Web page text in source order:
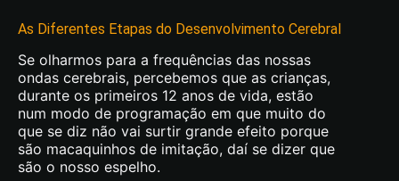
As Diferentes Etapas do Desenvolvimento Cerebral
Se olharmos para a frequências das nossas
ondas cerebrais, percebemos que as crianças,
durante os primeiros 12 anos de vida, estão
num modo de programação em que muito do
que se diz não vai surtir grande efeito porque
são macaquinhos de imitação, daí se dizer que
são o nosso espelho.